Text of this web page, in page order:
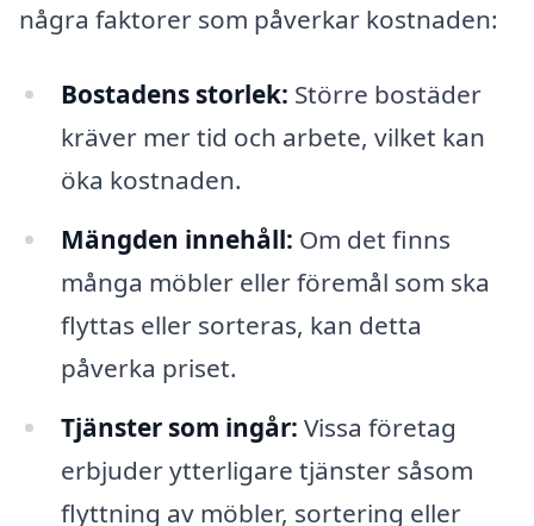
några faktorer som påverkar kostnaden:
Bostadens storlek: Större bostäder
kräver mer tid och arbete, vilket kan
öka kostnaden.
Mängden innehåll: Om det finns
många möbler eller föremål som ska
flyttas eller sorteras, kan detta
påverka priset.
Tjänster som ingår: Vissa företag
erbjuder ytterligare tjänster såsom
flyttning av möbler, sortering eller